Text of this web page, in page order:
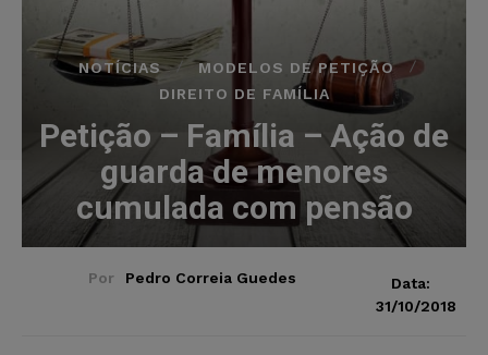
NOTÍCIAS
MODELOS DE PETIÇÃO
DIREITO DE FAMÍLIA
Petição – Família – Ação de
guarda de menores
cumulada com pensão
Por Pedro Correia Guedes
Data:
31/10/2018